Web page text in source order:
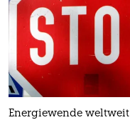
Energiewende weltweit